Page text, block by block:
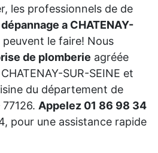
les professionnels de de
a CHATENAY-
peuvent le faire! Nous
de plomberie agréée
SUR-SEINE et
du département de
Appelez 01 86 98 34
pour une assistance rapide